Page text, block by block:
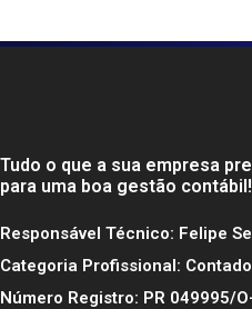
Tudo o que a sua empresa
para uma boa gestão contábil!
Responsável Técnico: Felipe
Categoria Profissional:
Número Registro: PR 049995/